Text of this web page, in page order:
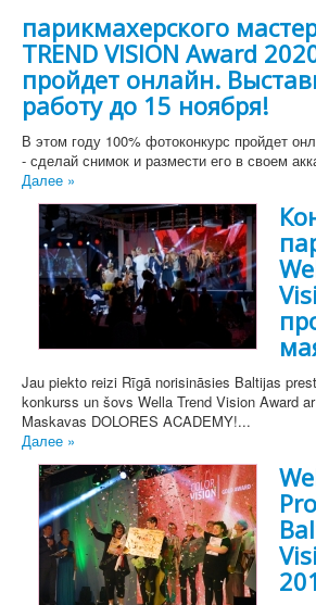
парикмахерского
TREND VISION Award
пройдет онлайн.
работу до 15 ноября!
В этом году 100% фотоконкурс пройдет
- сделай снимок и размести его в своем
Далее »
Jau piekto reizi Rīgā norisināsies Baltijas
konkurss un šovs Wella Trend Vision Award
Maskavas DOLORES ACADEMY!...
Далее »